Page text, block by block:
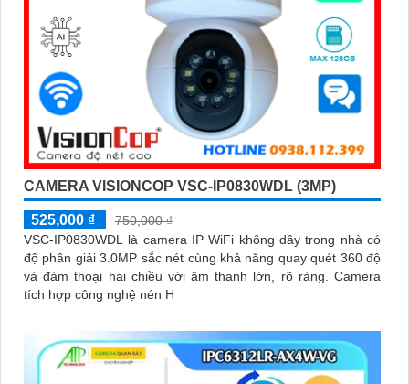
CAMERA VISIONCOP VSC-IP0830WDL (3MP)
525,000 ₫
750,000 ₫
VSC-IP0830WDL là camera IP WiFi không dây trong nhà có
độ phân giải 3.0MP sắc nét cùng khả năng quay quét 360 độ
và đàm thoại hai chiều với âm thanh lớn, rõ ràng. Camera
tích hợp công nghệ nén H